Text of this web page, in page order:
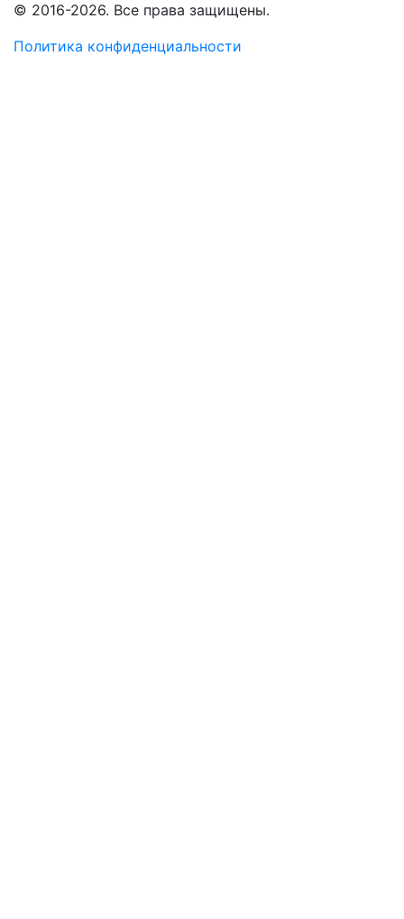
© 2016-2026. Все права защищены.
Политика конфиденциальности